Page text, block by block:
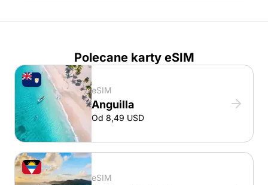
Polecane karty eSIM
eSIM
Anguilla
Od 8,49 USD
eSIM